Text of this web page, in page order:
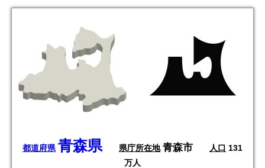
都道府県 青森県 県庁所在地 青森市 人口 131
万人